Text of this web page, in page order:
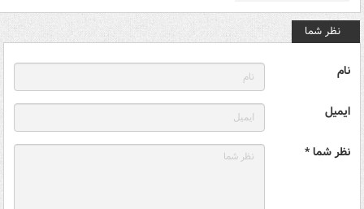
نظر شما
نام
ایمیل
نظر شما *